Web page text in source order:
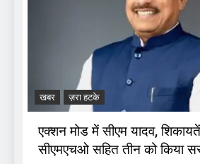
खबर ज़रा हटके
एक्शन मोड में सीएम यादव,
सीएमएचओ सहित तीन को किया